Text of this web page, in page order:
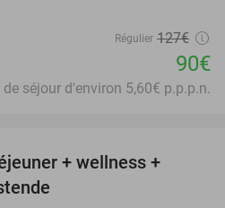
Régulier 127€
90€
de séjour d'environ 5,60€ p.p.p.n.
+ wellness +